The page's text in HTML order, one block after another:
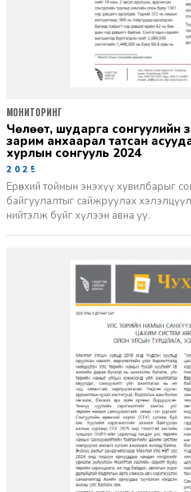
чөлөөт, шударга сонгуулийн зарчмуудтай холбоотой
зарим анхаарал татсан
хурлын сонгууль 2024
2025-02-17
Ерөнхий тоймын энэхүү хувилбарыг
байгуулалтыг сайжруулах
нийтэлж буйг хүлээн авна уу.
МОНИТОРИНГ